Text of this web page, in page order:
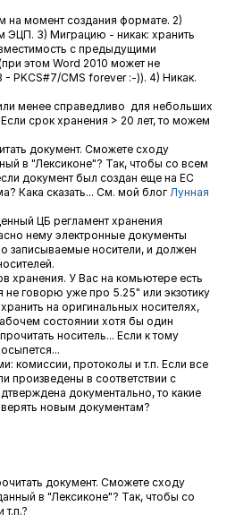
на момент создания формате. 2)
ЭЦП. 3) Миграцию - никак: хранить
с предыдущими
этом Word 2010 может не
PKCS#7/CMS forever :-)). 4) Никак.
менее справедливо для небольших
срок хранения > 20 лет, то можем
документ. Сможете сходу
в "Лексиконе"? Так, чтобы со всем
документ был создан еще на ЕС
Кака сказать... См. мой блог Лунная
ЦБ регламент хранения
нему электронные документы
записываемые носители, и должен
хранения. У Вас на комьютере есть
говорю уже про 5.25" или экзотику
на оригинальных носителях,
состоянии хотя бы один
носитель... Если к тому
комиссии, протоколы и т.п. Если все
произведены в соответствии с
документально, то какие
новым документам?
документ. Сможете сходу
в "Лексиконе"? Так, чтобы со